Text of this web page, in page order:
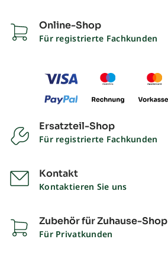
Online-Shop
Für registrierte Fachkunden
Ersatzteil-Shop
Für registrierte Fachkunden
Kontakt
Kontaktieren Sie uns
Zubehör für Zuhause-Shop
Für Privatkunden